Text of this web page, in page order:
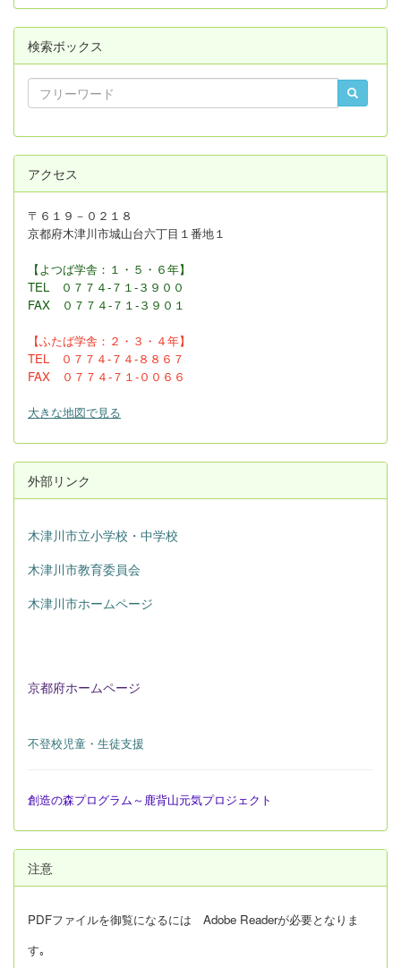
検索ボックス
アクセス
〒６１９－０２１８
京都府木津川市城山台六丁目１番地１
【よつば学舎：１・５・６年】
TEL ０７７４-７１-３９００
FAX
０７７４-７１-３９０１
【ふたば学舎：２・３ ・４年】
TEL ０７７４-７４-８８６７
FAX ０７７４-７１-００６６
大きな地図で見る
外部リンク
木津川市立小学校・中学校
木津川市教育委員会
木津川市ホームページ
京都府ホームページ
不登校児童・生徒支援
創造の森プログラム～鹿背山元気プロジェクト
注意
PDFファイルを御覧になるには Adobe Readerが必要となりま
す｡